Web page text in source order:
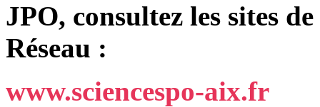
JPO, consultez les sites
Réseau :
www.sciencespo-aix.fr